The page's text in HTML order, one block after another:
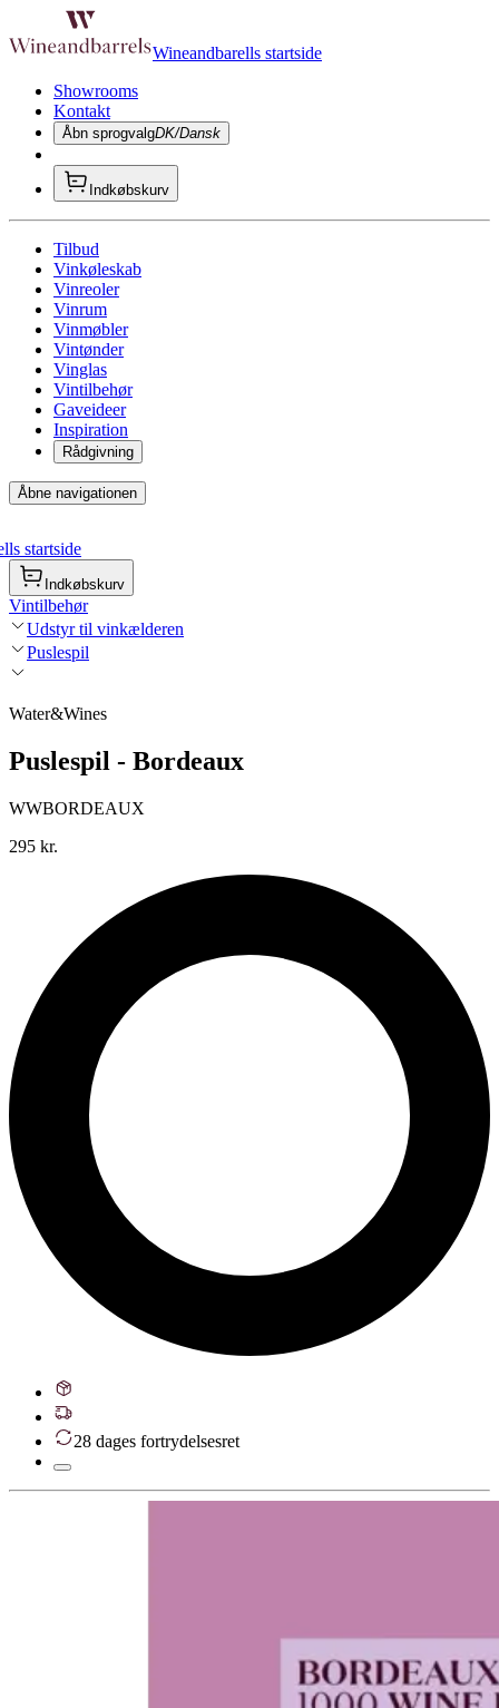
Wineandbarells startside
Showrooms
Kontakt
Åbn sprogvalgDK/Dansk
Indkøbskurv
Tilbud
Vinkøleskab
Vinreoler
Vinrum
Vinmøbler
Vintønder
Vinglas
Vintilbehør
Gaveideer
Inspiration
Rådgivning
Åbne navigationen
startside
Indkøbskurv
Vintilbehør
Udstyr til vinkælderen
Puslespil
Water&Wines
Puslespil - Bordeaux
WWBORDEAUX
295 kr.
28 dages fortrydelsesret